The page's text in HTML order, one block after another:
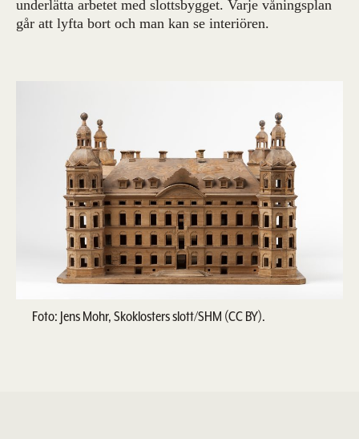
underlätta arbetet med slottsbygget. Varje våningsplan
går att lyfta bort och man kan se interiören.
Foto: Jens Mohr, Skoklosters slott/SHM (CC BY).